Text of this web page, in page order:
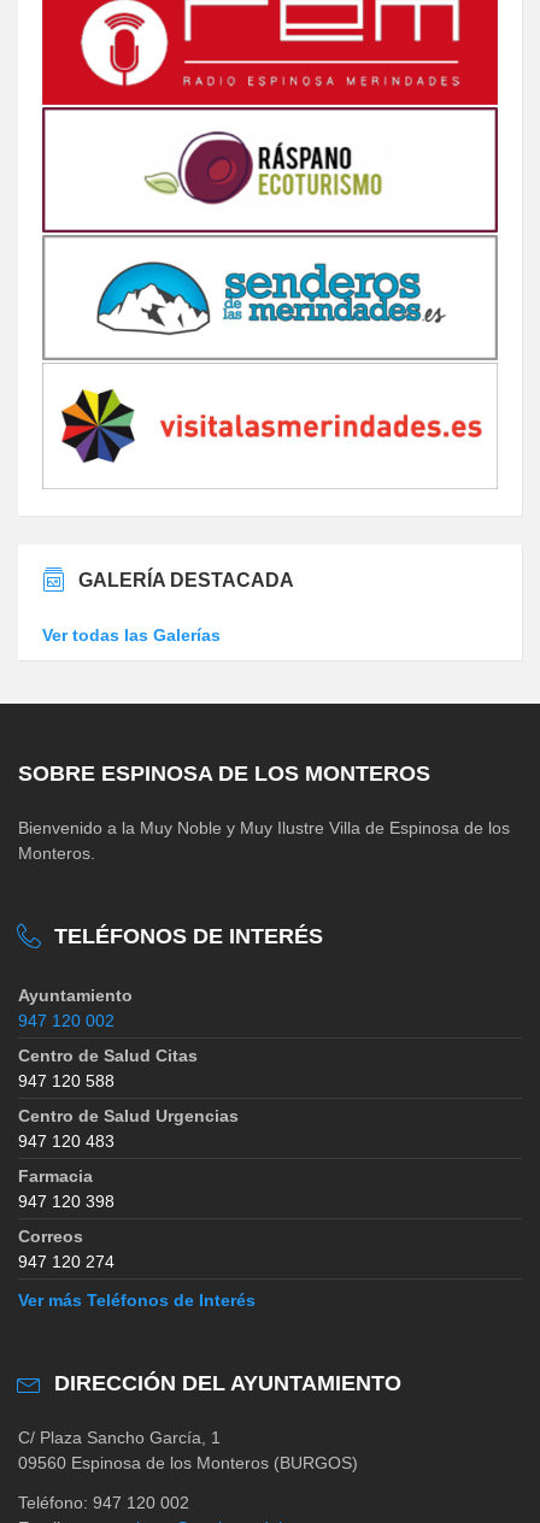
GALERÍA DESTACADA
Ver todas las Galerías
SOBRE ESPINOSA DE LOS MONTEROS
Bienvenido a la Muy Noble y Muy Ilustre Villa de Espinosa de los
Monteros.
TELÉFONOS DE INTERÉS
Ayuntamiento
947 120 002
Centro de Salud Citas
947 120 588
Centro de Salud Urgencias
947 120 483
Farmacia
947 120 398
Correos
947 120 274
Ver más Teléfonos de Interés
DIRECCIÓN DEL AYUNTAMIENTO
C/ Plaza Sancho García, 1
09560 Espinosa de los Monteros (BURGOS)
Teléfono: 947 120 002